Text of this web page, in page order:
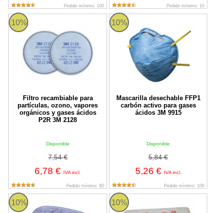
Pedido mínimo: 100 Pedido mínimo: 10
10%
Filtro recambiable para
partículas, ozono, vapores
orgánicos y gases ácidos
P2R 3M 2128
Disponible
7,54 €
6,78 € IVA incl.
Pedido mínimo: 80
Filtro recambiable para partículas, ozono, vapores orgánicos y
10%
Mascarilla desechable FFP1
carbón activo para gases
ácidos 3M 9915
Disponible
5,84 €
5,26 € IVA incl.
Pedido mínimo: 100
Mascarilla desechable FFP1
10%
Filtro recambiable 3M para serie 6000/7000
10%
Filtro recambiable para